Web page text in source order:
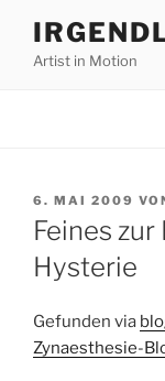
Inhalt
springenArtist in Motion
AM
6. MAI 2009
Feines
Hysterie
Gefunden via
Zynaesthesie-